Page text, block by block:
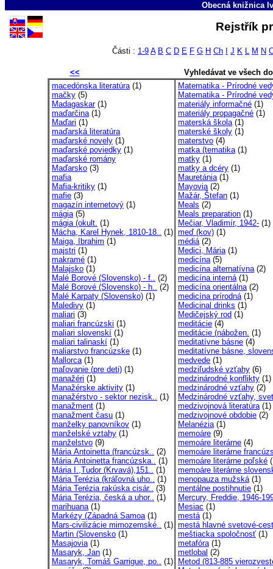
Obecná knižnica
Rejstřík
Části : 1-9 A B C D E F G H Ch J K L M N
<<
Vyhledávat ve všech
macedónska literatúra(1)
mačky (5)
Madagaskar(1)
maďarčina(1)
Maďari (1)
maďarská literatúra
maďarské novely (1)
maďarské poviedky (1)
maďarské romány
Maďarsko (3)
mafia
Mafia-kritiky (1)
mafie (3)
magazín internetový (1)
mágia(5)
mágia (okult. (1)
Mácha, Karel Hynek, 1810-18.. (1)
Maiga, Ibrahim (1)
majstri (1)
makramé (1)
Malajsko (1)
Malé Borové (Slovensko) - f.. (2)
Malé Borové (Slovensko) - h.. (2)
Malé Karpaty (Slovensko) (1)
Maledivy (1)
maliari (3)
maliari francúzski (1)
maliari slovenskí (1)
maliari talinaskí (1)
maliarstvo francúzske (1)
Mallorca(1)
maľovanie (pre deti) (1)
manažéri (1)
Manažérske aktivity (1)
manažérstvo - sektor nezisk.. (1)
manažment (1)
manažment času (1)
manželky panovníkov (1)
manželské vztahy (1)
manželstvo (9)
Mária Antoinetta (francúzsk.. (2)
Mária Antoinetta francúzska.. (1)
Mária I.,Tudor (Krvavá),151.. (1)
Mária Terézia (kráľovná uho.. (1)
Mária Terézia rakúska cisár.. (3)
Mária Terézia, česká a uhor.. (1)
marihuana(1)
Markézy (Západná Samoa(1)
Mars-civilizácie mimozemské.. (1)
Martin (Slovensko (1)
Masajovia(1)
Masaryk, Jan (1)
Masaryk, Tomáš Garrigue, po.. (1)
Matematika - Prírodné
Matematika - Prírodné
materiály informačné (1)
materiály propagačné (1)
materská škola(1)
materské školy (1)
materstvo (4)
matka (tematika(1)
matky (1)
matky a dcéry (1)
Mauretánia(1)
Mayovia(2)
Mažár, Štefan (1)
Meals (2)
Meals preparation (1)
Mečiar, Vladimír, 1942- (1)
meď (kov) (1)
médiá(2)
Medici, Mária(1)
medicína(5)
medicína alternatívna(2)
medicína interná(1)
medicína orientálna(2)
medicína prírodná(1)
Medicinal drinks (1)
Medičejský rod (1)
meditácie (4)
meditácie (nábožen. (1)
meditatívne básne (4)
meditatívne básne,
medvede (1)
medziľudské vzťahy (6)
medzinárodné konflikty (1)
medzinárodné vzťahy (2)
Medzinárodné vzťahy,
medzivojnová literatúra(1)
medzivojnové obdobie (2)
Melanézia(1)
memoáre (9)
memoáre literárne (4)
memoáre literárne
memoáre literárne poľské
memoáre literárne
menopauza mužská(1)
mentálne postihnutie (1)
Mercury, Freddie, 1946-
Mesiac (1)
mestá(1)
mestá hlavné svetové-
meštiacka spoločnosť (1)
metafóra(1)
metlobal (2)
Metod (813-885